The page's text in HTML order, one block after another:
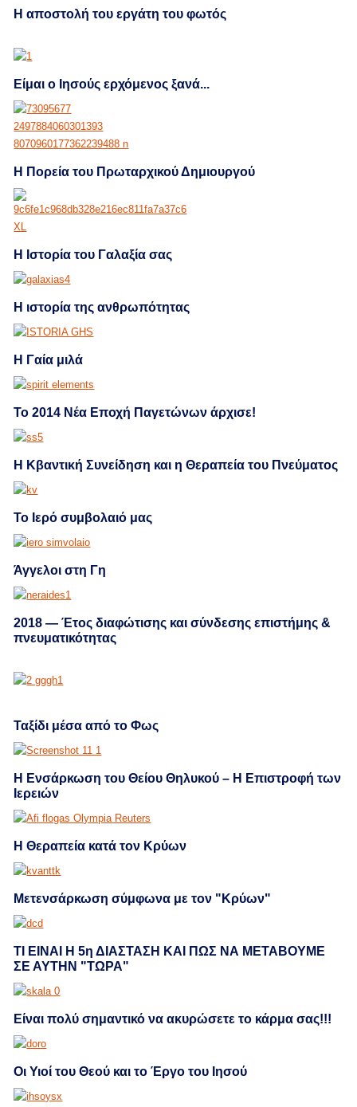
H αποστολή του εργάτη του φωτός
Είμαι ο Ιησούς ερχόμενος ξανά...
Η Πορεία του Πρωταρχικού Δημιουργού
Η Ιστορία του Γαλαξία σας
Η ιστορία της ανθρωπότητας
Η Γαία μιλά
Το 2014 Νέα Εποχή Παγετώνων άρχισε!
Η Κβαντική Συνείδηση και η Θεραπεία του Πνεύματος
Το Ιερό συμβολαιό μας
Άγγελοι στη Γη
2018 — Έτος διαφώτισης και σύνδεσης επιστήμης &
πνευματικότητας
Ταξίδι μέσα από το Φως
Η Ενσάρκωση του Θείου Θηλυκού – Η Επιστροφή των
Ιερειών
Η Θεραπεία κατά τον Kρύων
Μετενσάρκωση σύμφωνα με τον "Κρύων"
ΤΙ ΕΙΝΑΙ Η 5η ΔΙΑΣΤΑΣΗ ΚΑΙ ΠΩΣ ΝΑ ΜΕΤΑΒΟΥΜΕ
ΣΕ ΑΥΤΗΝ "ΤΩΡΑ"
Eίναι πολύ σημαντικό να ακυρώσετε το κάρμα σας!!!
Οι Υιοί του Θεού και το Έργο του Ιησού